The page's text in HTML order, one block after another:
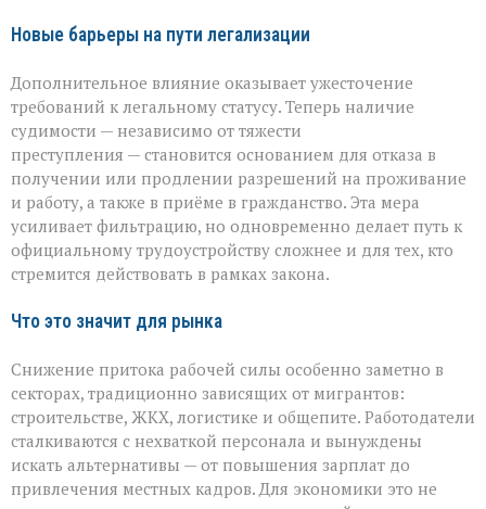
Новые барьеры на пути легализации
Дополнительное влияние оказывает ужесточение
требований к легальному статусу. Теперь наличие
судимости — независимо от тяжести
преступления — становится основанием для отказа в
получении или продлении разрешений на проживание
и работу, а также в приёме в гражданство. Эта мера
усиливает фильтрацию, но одновременно делает путь к
официальному трудоустройству сложнее и для тех, кто
стремится действовать в рамках закона.
Что это значит для рынка
Снижение притока рабочей силы особенно заметно в
секторах, традиционно зависящих от мигрантов:
строительстве, ЖКХ, логистике и общепите. Работодатели
сталкиваются с нехваткой персонала и вынуждены
искать альтернативы — от повышения зарплат до
привлечения местных кадров. Для экономики это не